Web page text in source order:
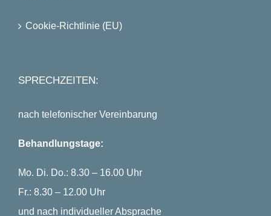
Cookie-Richtlinie (EU)
SPRECHZEITEN:
nach telefonischer Vereinbarung
Behandlungstage:
Mo. Di. Do.: 8.30 – 16.00 Uhr
Fr.: 8.30 – 12.00 Uhr
und nach individueller Absprache